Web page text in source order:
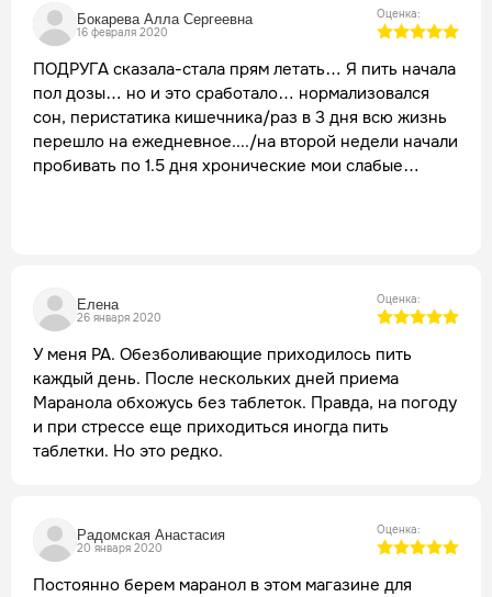
Бокарева Алла Сергеевна
16 февраля 2020
Оценка:
ПОДРУГА сказала-стала прям летать… Я пить начала
пол дозы… но и это сработало… нормализовался
сон, перистатика кишечника/раз в 3 дня всю жизнь
перешло на ежедневное..../на второй недели начали
пробивать по 1.5 дня хронические мои слабые
Елена
26 января 2020
Оценка:
У меня РА. Обезболивающие приходилось пить
каждый день. После нескольких дней приема
Маранола обхожусь без таблеток. Правда, на погоду
и при стрессе еще приходиться иногда пить
таблетки. Но это редко.
Радомская Анастасия
20 января 2020
Оценка:
Постоянно берем маранол в этом магазине для